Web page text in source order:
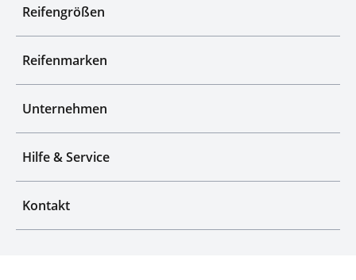
Reifengrößen
Reifenmarken
Unternehmen
Hilfe & Service
Kontakt